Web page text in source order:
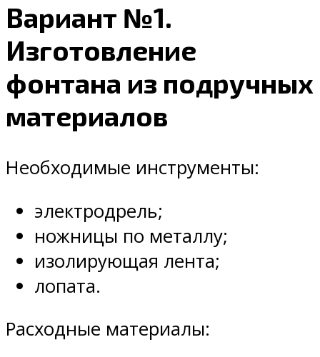
Вариант №1.
Изготовление
фонтана из подручных
материалов
Необходимые инструменты:
электродрель;
ножницы по металлу;
изолирующая лента;
лопата.
Расходные материалы: